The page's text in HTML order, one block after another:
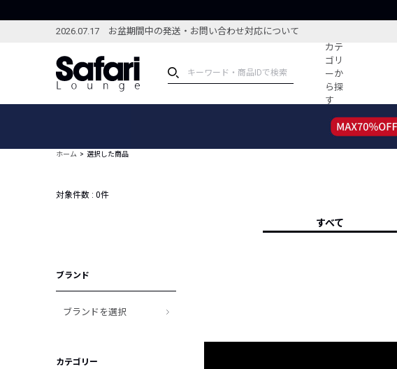
2026.07.17 お盆期間中の発送・お問い合わせ対応について
カテ
ゴリ
ーか
ら探
す
ブランドから探す
新着アイテム
セール
編集部のおすすめコーディネート
ホーム 選択した商品
対象件数 : 0件
すべて
ブランド
ブランドを選択
カテゴリー